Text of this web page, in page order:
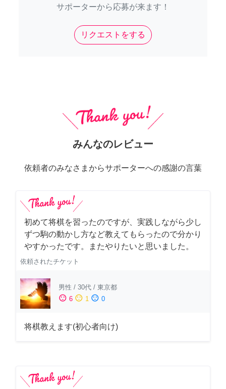
サポーターから応募が来ます！
リクエストをする
みんなのレビュー
依頼者のみなさまからサポーターへの感謝の言葉
初めて将棋を習ったのですが、実践しながら少し
ずつ駒の動かし方など教えてもらったので分かり
やすかったです。またやりたいと思いました。
依頼されたチケット
男性 / 30代 / 東京都
sentiment_satisfied 6 sentiment_neutral 1 sentiment_dissatisfied 0
将棋教えます(初心者向け)